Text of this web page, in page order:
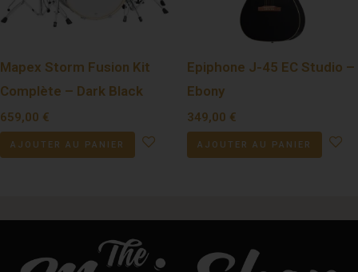
Mapex Storm Fusion Kit
Complète – Dark Black
659,00 €
AJOUTER AU PANIER
Epiphone J-45 EC Studio –
Ebony
349,00 €
AJOUTER AU PANIER